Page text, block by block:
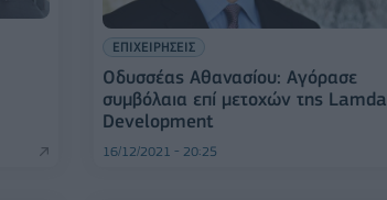
ΕΠΙΧΕΙΡΗΣΕΙΣ
Οδυσσέας Αθανασίου: Αγόρασε
συμβόλαια επί μετοχών της Lamda
Development
16/12/2021 - 20:25